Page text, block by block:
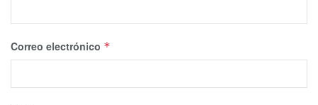
Correo electrónico *